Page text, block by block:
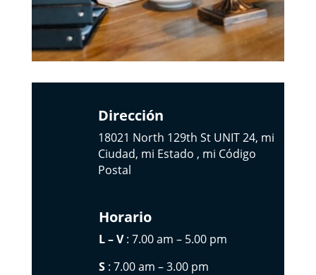
Dirección
18021 North 129th St UNIT 24, mi
Ciudad, mi Estado , mi Código
Postal
Horario
L – V: 7.00 am – 5.00 pm
S: 7.00 am – 3.00 pm